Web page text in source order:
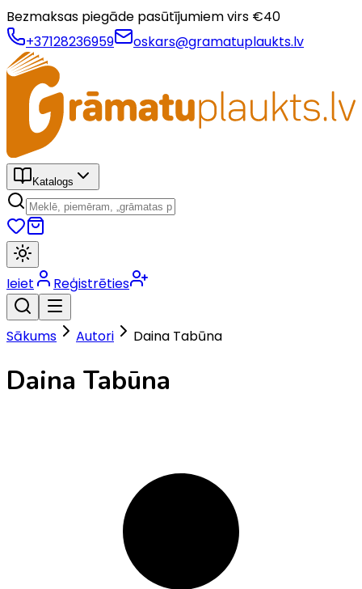
Bezmaksas piegāde pasūtījumiem virs €40
+37128236959
oskars@gramatuplaukts.lv
Katalogs
Ieiet Reģistrēties
Sākums Autori Daina Tabūna
Daina Tabūna